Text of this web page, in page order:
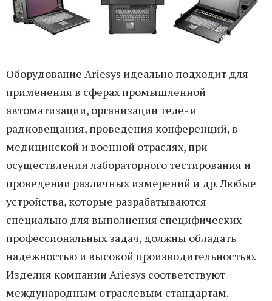
Оборудование Ariesys идеально подходит для
применения в сферах промышленной
автоматизации, организации теле- и
радиовещания, проведения конференций, в
медицинской и военной отраслях, при
осуществлении лабораторного тестирования и
проведении различных измерений и др. Любые
устройства, которые разрабатываются
специально для выполнения специфических
профессиональных задач, должны обладать
надежностью и высокой производительностью.
Изделия компании Ariesys соответствуют
международным отраслевым стандартам.